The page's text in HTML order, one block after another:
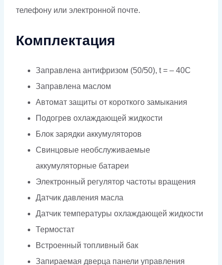
телефону или электронной почте.
Комплектация
Заправлена антифризом (50/50), t = – 40C
Заправлена маслом
Автомат защиты от короткого замыкания
Подогрев охлаждающей жидкости
Блок зарядки аккумуляторов
Свинцовые необслуживаемые
аккумуляторные батареи
Электронный регулятор частоты вращения
Датчик давления масла
Датчик температуры охлаждающей жидкости
Термостат
Встроенный топливный бак
Запираемая дверца панели управления